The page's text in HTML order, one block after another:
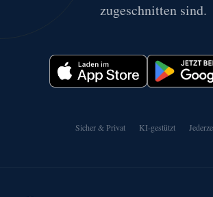
zugeschnitten sind.
Sicher & Privat KI-gestützt